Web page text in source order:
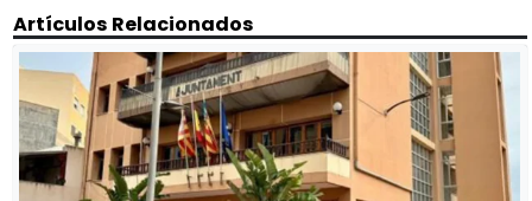
Artículos Relacionados